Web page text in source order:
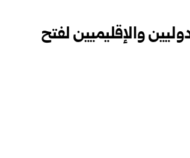
والإقليميين لفتح